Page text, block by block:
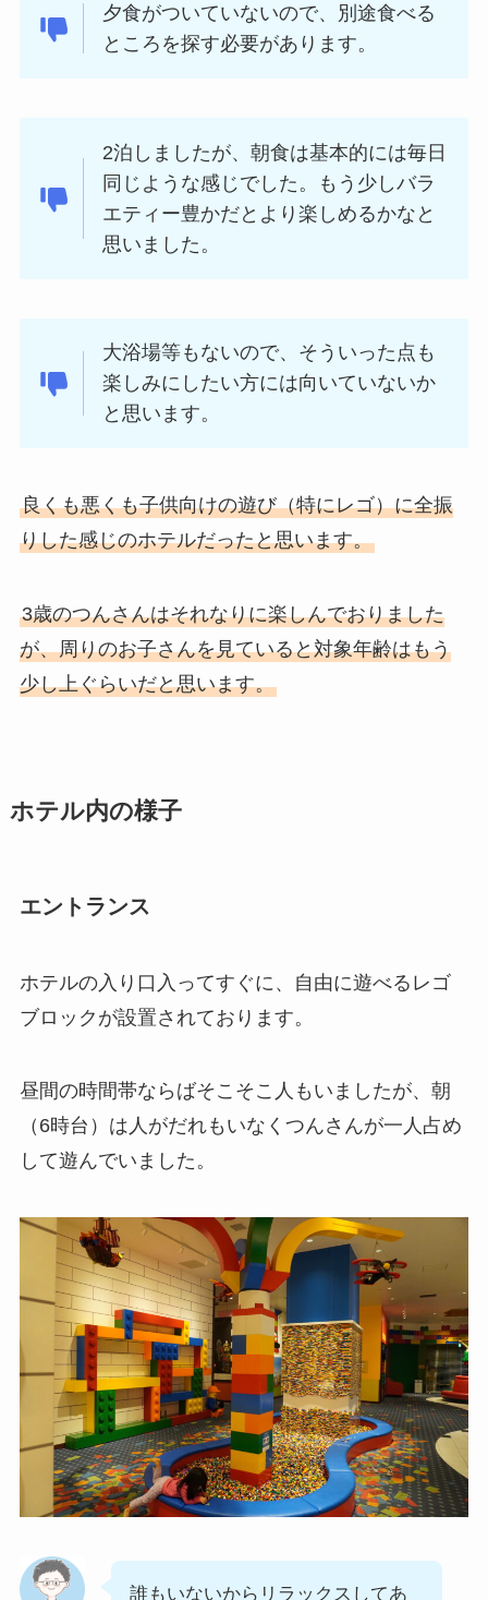
夕食がついていないので、別途食べる
ところを探す必要があります。
2泊しましたが、朝食は基本的には毎日
同じような感じでした。もう少しバラ
エティー豊かだとより楽しめるかなと
思いました。
大浴場等もないので、そういった点も
楽しみにしたい方には向いていないか
と思います。
良くも悪くも子供向けの遊び（特にレゴ）に全振
りした感じのホテルだったと思います。
3歳のつんさんはそれなりに楽しんでおりました
が、周りのお子さんを見ていると対象年齢はもう
少し上ぐらいだと思います。
ホテル内の様子
エントランス
ホテルの入り口入ってすぐに、自由に遊べるレゴ
ブロックが設置されております。
昼間の時間帯ならばそこそこ人もいましたが、朝
（6時台）は人がだれもいなくつんさんが一人占め
して遊んでいました。
誰もいないからリラックスしてあ